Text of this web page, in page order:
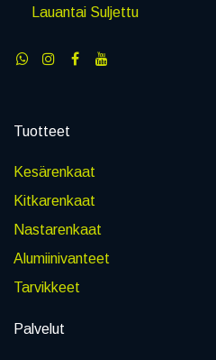
Lauantai Suljettu
Tuotteet
Kesärenkaat
Kitkarenkaat
Nastarenkaat
Alumiinivanteet
Tarvikkeet
Palvelut